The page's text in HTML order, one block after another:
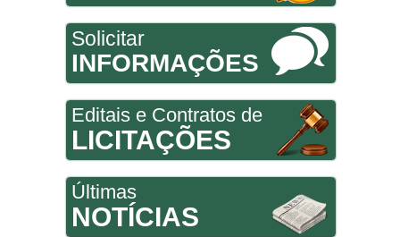
Solicitar
INFORMAÇÕES
Editais e Contratos de
LICITAÇÕES
Últimas
NOTÍCIAS